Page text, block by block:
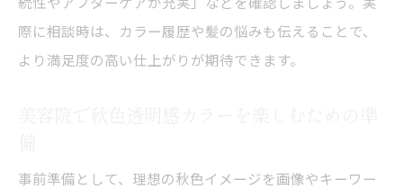
る方法
際に相談時は、カラー履歴や髪の悩みも伝えることで、
より満足度の高い仕上がりが期待できます。
事前準備として、理想の秋色イメージを画像やキーワー